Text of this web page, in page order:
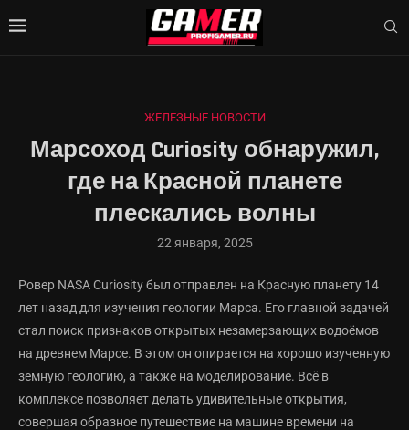
ЖЕЛЕЗНЫЕ НОВОСТИ
Марсоход Curiosity обнаружил,
где на Красной планете
плескались волны
22 января, 2025
Ровер NASA Curiosity был отправлен на Красную планету 14
лет назад для изучения геологии Марса. Его главной задачей
стал поиск признаков открытых незамерзающих водоёмов
на древнем Марсе. В этом он опирается на хорошо изученную
земную геологию, а также на моделирование. Всё в
комплексе позволяет делать удивительные открытия,
совершая образное путешествие на машине времени на